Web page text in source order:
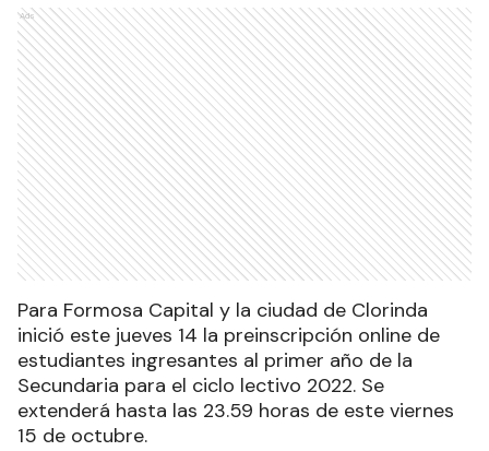
Ads
Para Formosa Capital y la ciudad de Clorinda
inició este jueves 14 la preinscripción online de
estudiantes ingresantes al primer año de la
Secundaria para el ciclo lectivo 2022. Se
extenderá hasta las 23.59 horas de este viernes
15 de octubre.